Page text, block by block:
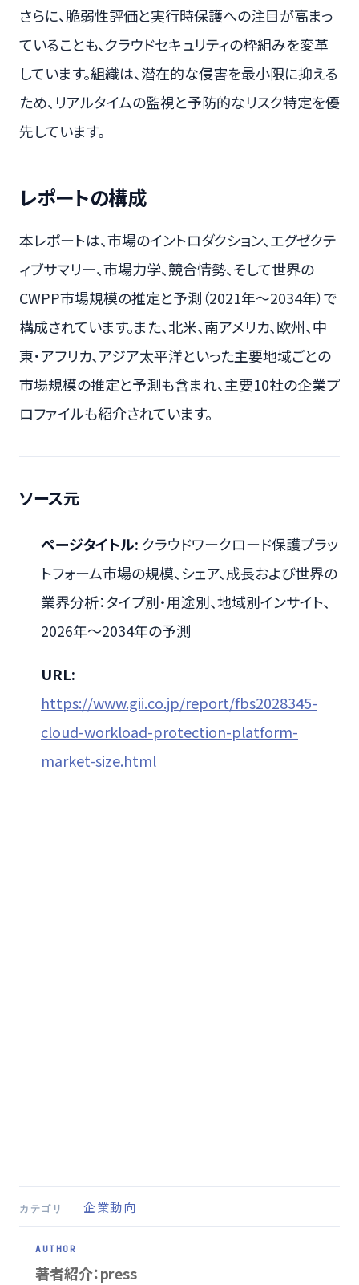
さらに、脆弱性評価と実行時保護への注目が高まっ
ていることも、クラウドセキュリティの枠組みを変革
しています。組織は、潜在的な侵害を最小限に抑える
ため、リアルタイムの監視と予防的なリスク特定を優
先しています。
レポートの構成
本レポートは、市場のイントロダクション、エグゼクテ
ィブサマリー、市場力学、競合情勢、そして世界の
CWPP市場規模の推定と予測（2021年～2034年）で
構成されています。また、北米、南アメリカ、欧州、中
東・アフリカ、アジア太平洋といった主要地域ごとの
市場規模の推定と予測も含まれ、主要10社の企業プ
ロファイルも紹介されています。
ソース元
ページタイトル: クラウドワークロード保護プラッ
トフォーム市場の規模、シェア、成長および世界の
業界分析：タイプ別・用途別、地域別インサイト、
2026年～2034年の予測
URL:
https://www.gii.co.jp/report/fbs2028345-
cloud-workload-protection-platform-
market-size.html
カテゴリ 企業動向
著者紹介：press